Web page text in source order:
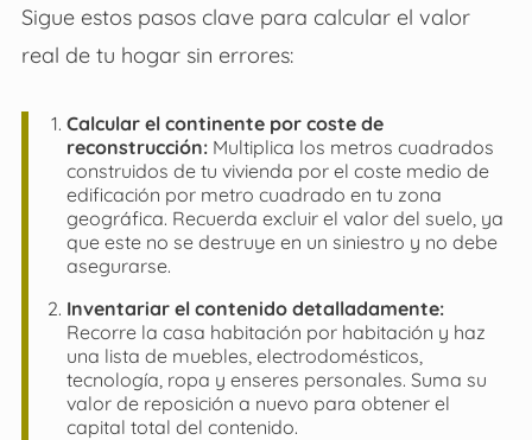
Sigue estos pasos clave para calcular el valor
real de tu hogar sin errores:
Calcular el continente por coste de
reconstrucción:Multiplica los metros cuadrados
construidos de tu vivienda por el coste medio de
edificación por metro cuadrado en tu zona
geográfica. Recuerda excluir el valor del suelo, ya
que este no se destruye en un siniestro y no debe
asegurarse.
Inventariar el contenido detalladamente:
Recorre la casa habitación por habitación y haz
una lista de muebles, electrodomésticos,
tecnología, ropa y enseres personales. Suma su
valor de reposición a nuevo para obtener el
capital total del contenido.